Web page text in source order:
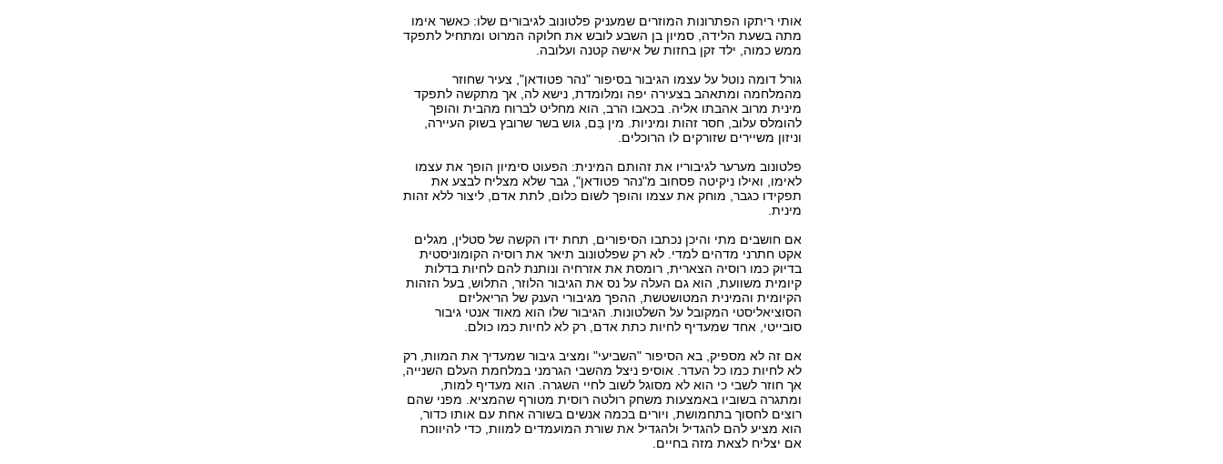
אותי ריתקו הפתרונות המוזרים שמעניק פלטונוב לגיבורים שלו: כאשר אימו
מתה בשעת הלידה, סמיון בן השבע לובש את חלוקה המרוט ומתחיל לתפקד
ממש כמוה, ילד זקן בחזות של אישה קטנה ועלובה.
גורל דומה נוטל על עצמו הגיבור בסיפור "נהר פטודאן", צעיר שחוזר
מהמלחמה ומתאהב בצעירה יפה ומלומדת, נישא לה, אך מתקשה לתפקד
מינית מרוב אהבתו אליה. בכאבו הרב, הוא מחליט לברוח מהבית והופך
להומלס עלוב, חסר זהות ומיניות. מין בַּם, גוש בשר שרובץ בשוק העיירה,
וניזון משיירים שזורקים לו הרוכלים.
פלטונוב מערער לגיבוריו את זהותם המינית: הפעוט סימיון הופך את עצמו
לאימו, ואילו ניקיטה פסחוב מ"נהר פטודאן", גבר שלא מצליח לבצע את
תפקידו כגבר, מוחק את עצמו והופך לשום כלום, לתת אדם, ליצור ללא זהות
מינית.
אם חושבים מתי והיכן נכתבו הסיפורים, תחת ידו הקשה של סטלין, מגלים
אקט חתרני מדהים למדי. לא רק שפלטונוב תיאר את רוסיה הקומוניסטית
בדיוק כמו רוסיה הצארית, רומסת את אזרחיה ונותנת להם לחיות בדלות
קיומית משוועת, הוא גם העלה על נס את הגיבור הלוזר, התלוש, בעל הזהות
הקיומית והמינית המטושטשת, ההפך מגיבורי הענק של הריאליזם
הסוציאליסטי המקובל על השלטונות. הגיבור שלו הוא מאוד אנטי גיבור
סובייטי, אחד שמעדיף לחיות כתת אדם, רק לא לחיות כמו כולם.
אם זה לא מספיק, בא הסיפור "השביעי" ומציב גיבור שמעדיך את המוות, רק
לא לחיות כמו כל העדר. אוסיפ ניצל מהשבי הגרמני במלחמת העלם השנייה,
אך חוזר לשבי כי הוא לא מסוגל לשוב לחיי השגרה. הוא מעדיף למות,
ומתגרה בשוביו באמצעות משחק רולטה רוסית מטורף שהמציא. מפני שהם
רוצים לחסוך בתחמושת, ויורים בכמה אנשים בשורה אחת עם אותו כדור,
הוא מציע להם להגדיל ולהגדיל את שורת המועמדים למוות, כדי להיווכח
אם יצליח לצאת מזה בחיים.